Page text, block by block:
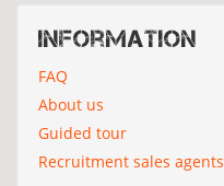
Information
FAQ
About us
Guided tour
Recruitment sales agents